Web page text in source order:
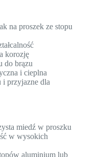
na proszek ze stopu
korozję
do brązu
i cieplna
i przyjazne dla
miedź w proszku
w wysokich
aluminium lub